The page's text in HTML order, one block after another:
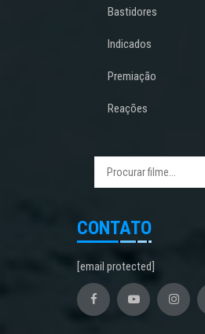
Bastidores
Indicados
Premiação
Reações
CONTATO
[email protected]